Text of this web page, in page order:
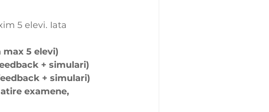
5 elevi. Iata
max 5 elevi)
+ simulari)
+ simulari)
examene,